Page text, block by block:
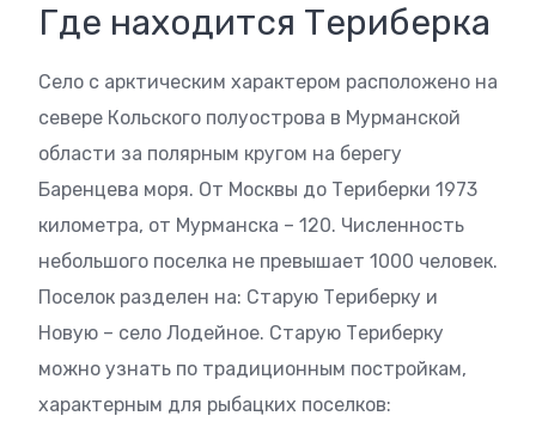
Где находится Териберка
Село с арктическим характером расположено на
севере Кольского полуострова в Мурманской
области за полярным кругом на берегу
Баренцева моря. От Москвы до Териберки 1973
километра, от Мурманска – 120. Численность
небольшого поселка не превышает 1000 человек.
Поселок разделен на: Старую Териберку и
Новую – село Лодейное. Старую Териберку
можно узнать по традиционным постройкам,
характерным для рыбацких поселков: